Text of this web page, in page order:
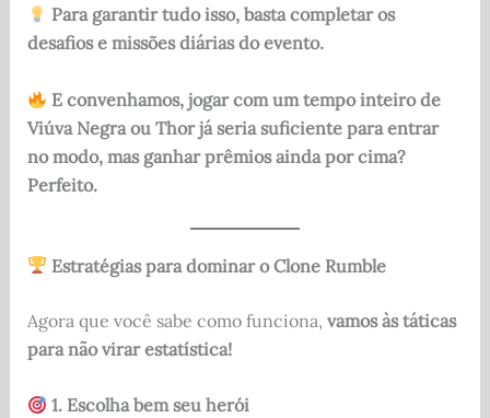
Para garantir tudo isso, basta completar os
desafios e missões diárias do evento.
E convenhamos, jogar com um tempo inteiro de
Viúva Negra ou Thor já seria suficiente para entrar
no modo, mas ganhar prêmios ainda por cima?
Perfeito.
Estratégias para dominar o Clone Rumble
Agora que você sabe como funciona, vamos às táticas
para não virar estatística!
1. Escolha bem seu herói